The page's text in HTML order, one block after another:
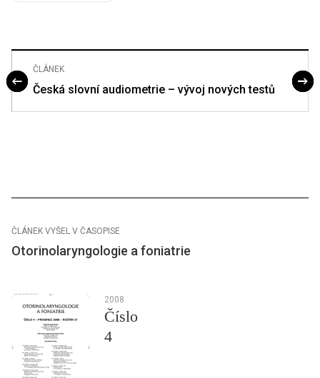
ČLÁNEK
Česká slovní audiometrie – vývoj nových testů
ČLÁNEK VYŠEL V ČASOPISE
Otorinolaryngologie a foniatrie
2008
Číslo
4